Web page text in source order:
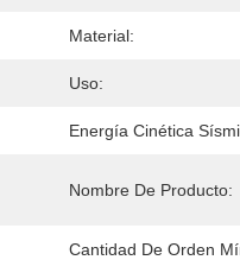
Material:
Uso:
Energía Cinética
Nombre De Producto:
Cantidad De Orden